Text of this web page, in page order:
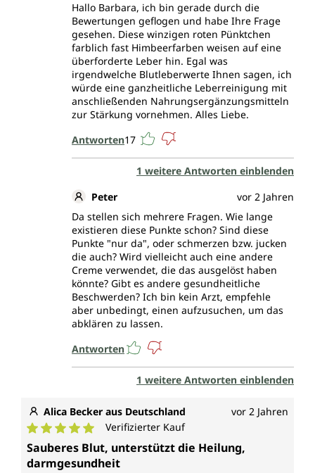
Hallo Barbara, ich bin gerade durch die
Bewertungen geflogen und habe Ihre Frage
gesehen. Diese winzigen roten Pünktchen
farblich fast Himbeerfarben weisen auf eine
überforderte Leber hin. Egal was
irgendwelche Blutleberwerte Ihnen sagen, ich
würde eine ganzheitliche Leberreinigung mit
anschließenden Nahrungsergänzungsmitteln
zur Stärkung vornehmen. Alles Liebe.
Antworten17
1 weitere Antworten einblenden
Peter
vor 2 Jahren
Da stellen sich mehrere Fragen. Wie lange
existieren diese Punkte schon? Sind diese
Punkte "nur da", oder schmerzen bzw. jucken
die auch? Wird vielleicht auch eine andere
Creme verwendet, die das ausgelöst haben
könnte? Gibt es andere gesundheitliche
Beschwerden? Ich bin kein Arzt, empfehle
aber unbedingt, einen aufzusuchen, um das
abklären zu lassen.
Antworten
1 weitere Antworten einblenden
Alica Becker aus Deutschland vor 2 Jahren
Durchschnittliche Bewertung von 5 von 5 Sternen
Verifizierter Kauf
Sauberes Blut, unterstützt die Heilung,
darmgesundheit